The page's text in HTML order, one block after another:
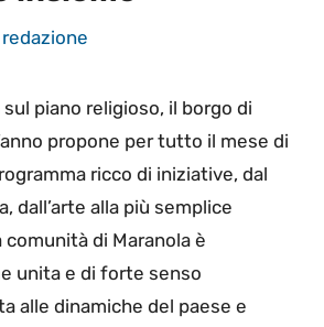
redazione
piano religioso, il borgo di
propone per tutto il mese di
ricco di iniziative, dal
dall’arte alla più semplice
di Maranola è
unita e di forte senso
alle dinamiche del paese e